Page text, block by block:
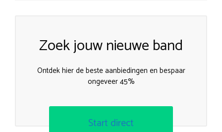
Zoek jouw nieuwe band
Ontdek hier de beste aanbiedingen en bespaar
ongeveer 45%
Start direct